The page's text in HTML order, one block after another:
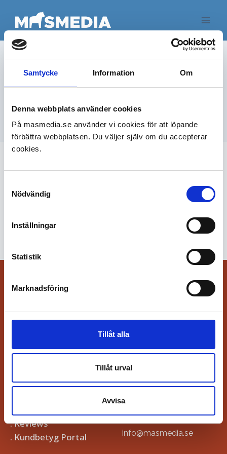
Samtycke Information Om
Denna webbplats använder cookies
På masmedia.se använder vi cookies för att löpande
förbättra webbplatsen. Du väljer själv om du accepterar
cookies.
Nödvändig
Inställningar
Statistik
Marknadsföring
Tillåt alla
Tillåt urval
Avvisa
Author:
info@masmedia.se
. Hem
. Google Företagsprofil
. Reviews
. Kundbetyg Portal
Kontakt
Gruvgatan 18
info@masmedia.se